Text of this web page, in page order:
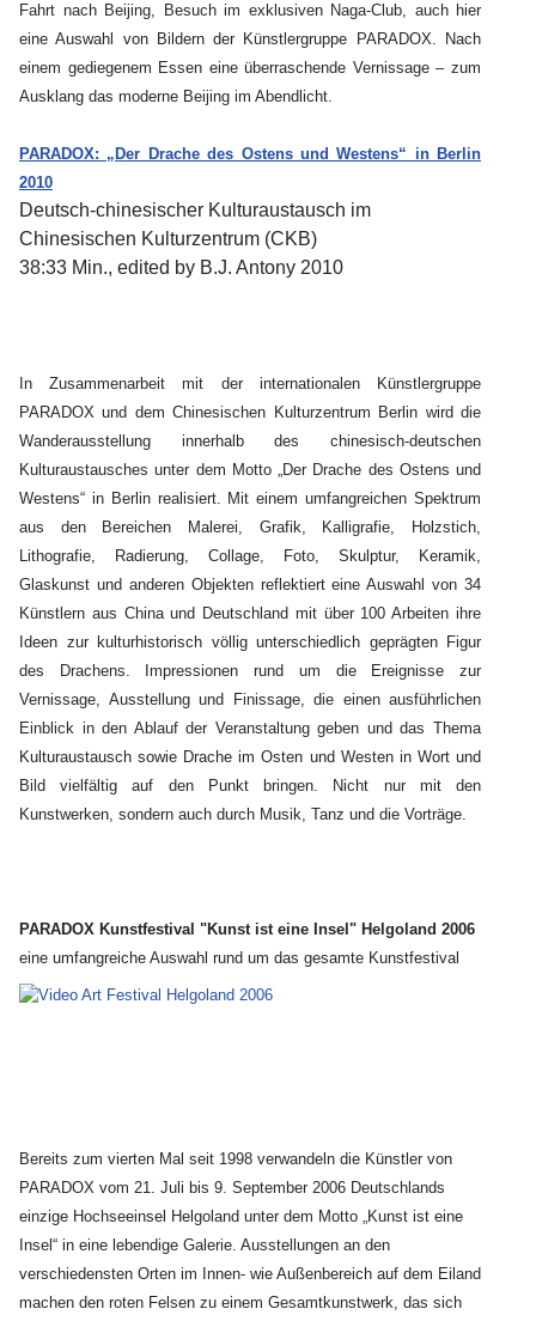
Fahrt nach Beijing, Besuch im exklusiven Naga-Club, auch hier
eine Auswahl von Bildern der Künstlergruppe PARADOX. Nach
einem gediegenem Essen eine überraschende Vernissage – zum
Ausklang das moderne Beijing im Abendlicht.
PARADOX: „Der Drache des Ostens und Westens“ in Berlin
2010
Deutsch-chinesischer Kulturaustausch im
Chinesischen Kulturzentrum (CKB)
38:33 Min., edited by B.J. Antony 2010
In Zusammenarbeit mit der internationalen Künstlergruppe
PARADOX und dem Chinesischen Kulturzentrum Berlin wird die
Wanderausstellung innerhalb des chinesisch-deutschen
Kulturaustausches unter dem Motto „Der Drache des Ostens und
Westens“ in Berlin realisiert. Mit einem umfangreichen Spektrum
aus den Bereichen Malerei, Grafik, Kalligrafie, Holzstich,
Lithografie, Radierung, Collage, Foto, Skulptur, Keramik,
Glaskunst und anderen Objekten reflektiert eine Auswahl von 34
Künstlern aus China und Deutschland mit über 100 Arbeiten ihre
Ideen zur kulturhistorisch völlig unterschiedlich geprägten Figur
des Drachens. Impressionen rund um die Ereignisse zur
Vernissage, Ausstellung und Finissage, die einen ausführlichen
Einblick in den Ablauf der Veranstaltung geben und das Thema
Kulturaustausch sowie Drache im Osten und Westen in Wort und
Bild vielfältig auf den Punkt bringen. Nicht nur mit den
Kunstwerken, sondern auch durch Musik, Tanz und die Vorträge.
PARADOX Kunstfestival "Kunst ist eine Insel" Helgoland 2006
eine umfangreiche Auswahl rund um das gesamte Kunstfestival
Bereits zum vierten Mal seit 1998 verwandeln die Künstler von
PARADOX vom 21. Juli bis 9. September 2006 Deutschlands
einzige Hochseeinsel Helgoland unter dem Motto „Kunst ist eine
Insel“ in eine lebendige Galerie. Ausstellungen an den
verschiedensten Orten im Innen- wie Außenbereich auf dem Eiland
machen den roten Felsen zu einem Gesamtkunstwerk, das sich